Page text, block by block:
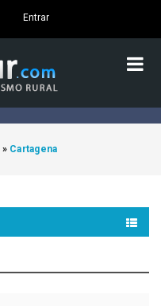
Entrar
» Cartagena